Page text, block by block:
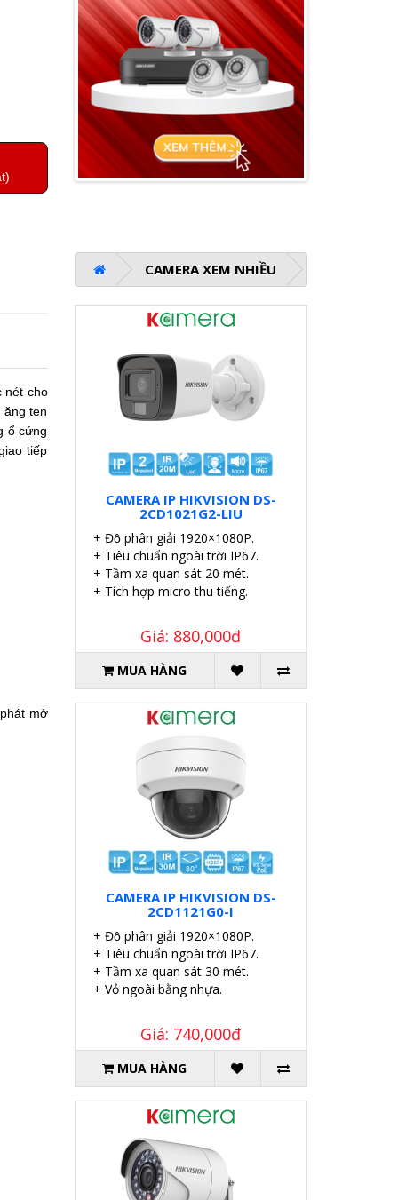
nét cho
ten
ổ cứng
tiếp
mở
CAMERA XEM NHIỀU
CAMERA IP HIKVISION DS-
2CD1021G2-LIU
+ Độ phân giải 1920×1080P.
+ Tiêu chuẩn ngoài trời IP67.
+ Tầm xa quan sát 20 mét.
+ Tích hợp micro thu tiếng.
Giá: 880,000đ
MUA HÀNG
CAMERA IP HIKVISION DS-
2CD1121G0-I
+ Độ phân giải 1920×1080P.
+ Tiêu chuẩn ngoài trời IP67.
+ Tầm xa quan sát 30 mét.
+ Vỏ ngoài bằng nhựa.
Giá: 740,000đ
MUA HÀNG